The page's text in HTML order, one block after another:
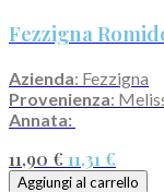
Fezzigna
Azienda: Fezzigna
Provenienza:
Annata:
11,90 € 11,31 €
Aggiungi al carrello